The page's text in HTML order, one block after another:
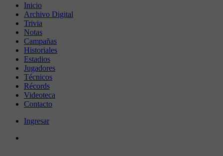
Inicio
Archivo Digital
Trivia
Notas
Campañas
Historiales
Estadios
Jugadores
Técnicos
Récords
Videoteca
Contacto
Ingresar